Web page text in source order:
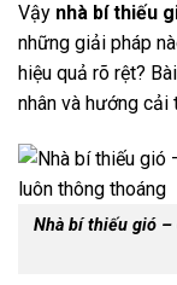
Vậy nhà bí thiếu
những giải pháp
hiệu quả rõ rệt?
nhân và hướng cải
Nhà bí thiếu gió –